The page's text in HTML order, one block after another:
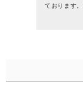
ております